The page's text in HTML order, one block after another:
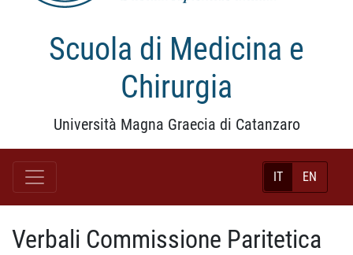
Scuola di Medicina e
Chirurgia
Università Magna Graecia di Catanzaro
IT EN
Verbali Commissione Paritetica